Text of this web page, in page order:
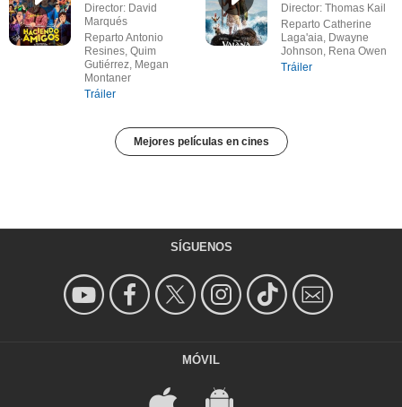
Director: David
Marqués
Reparto Antonio
Resines, Quim
Gutiérrez, Megan
Montaner
Tráiler
Director: Thomas Kail
Reparto Catherine
Laga'aia, Dwayne
Johnson, Rena Owen
Tráiler
Mejores películas en cines
SÍGUENOS
MÓVIL